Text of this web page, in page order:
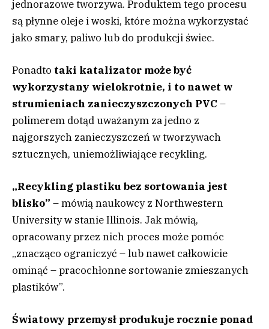
jednorazowe tworzywa. Produktem tego procesu
są płynne oleje i woski, które można wykorzystać
jako smary, paliwo lub do produkcji świec.
Ponadto taki katalizator może być
wykorzystany wielokrotnie, i to nawet w
strumieniach zanieczyszczonych PVC –
polimerem dotąd uważanym za jedno z
najgorszych zanieczyszczeń w tworzywach
sztucznych, uniemożliwiające recykling.
„Recykling plastiku bez sortowania jest
blisko” – mówią naukowcy z Northwestern
University w stanie Illinois. Jak mówią,
opracowany przez nich proces może pomóc
„znacząco ograniczyć – lub nawet całkowicie
ominąć – pracochłonne sortowanie zmieszanych
plastików”.
Światowy przemysł produkuje rocznie ponad